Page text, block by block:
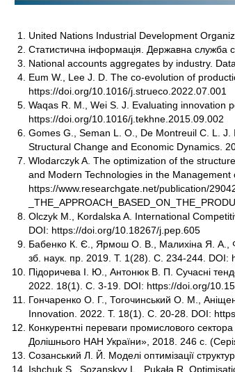
United Nations Industrial Development
Статистична інформація. Державна служба
National accounts aggregates by industry.
Eum W., Lee J. D. The co-evolution of
https://doi.org/10.1016/j.strueco.2022.07.001
Waqas R. M., Wei S. J. Evaluating innovation
https://doi.org/10.1016/j.tekhne.2015.09.002
Gomes G., Seman L. O., De Montreuil C. L.
Structural Change and Economic Dynamics.
Wlodarczyk A. The optimization of the
and Modern Technologies in the
https://www.researchgate.net/publication/
Olczyk M., Kordalska A. International
DOI: https://doi.org/10.18267/j.pep.605
Бабенко К. Є., Ярмош О. В., Малихіна Я. А.,
зб. наук. пр. 2019. Т. 1(28). С. 234-244.
Підоричева І. Ю., Антонюк В. П. Сучасні
2022. 18(1). С. 3-19. DOI: https://doi.org/
Гончаренко О. Г., Тогочинський О. М.,
Innovation. 2022. Т. 18(1). С. 20-28. DOI:
Конкурентні переваги промислового
Долішнього НАН України», 2018. 246 с.
Созанський Л. Й. Моделі оптимізації
Ishchuk S., Sozanskyy L., Pukała R.